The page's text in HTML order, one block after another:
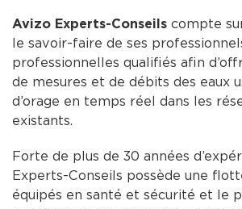
Avizo Experts-Conseils compte
le savoir-faire de ses
professionnelles qualifiés afin
de mesures et de débits des eaux
d’orage en temps réel dans les
existants.
Forte de plus de 30 années
Experts-Conseils possède une
équipés en santé et sécurité et le